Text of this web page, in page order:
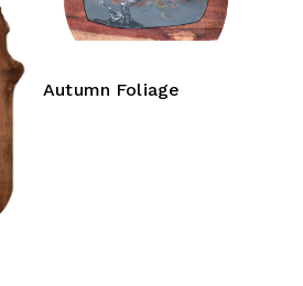
Autumn Foliage